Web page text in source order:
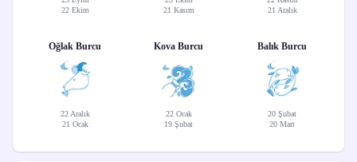
22 Ekim
21 Kasım
21 Aralık
Oğlak Burcu
22 Aralık
21 Ocak
Kova Burcu
22 Ocak
19 Şubat
Balık Burcu
20 Şubat
20 Mart